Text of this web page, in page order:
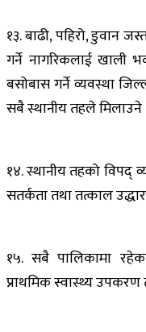
१३. बाढी, पहिरो, डुवान
गर्ने नागरिकलाई खाली
बसोबास गर्ने व्यवस्था
सबै स्थानीय तहले मिलाउने
१४. स्थानीय तहको विपद्
सतर्कता तथा तत्काल
१५. सबै पालिकामा
प्राथमिक स्वास्थ्य उपकरण